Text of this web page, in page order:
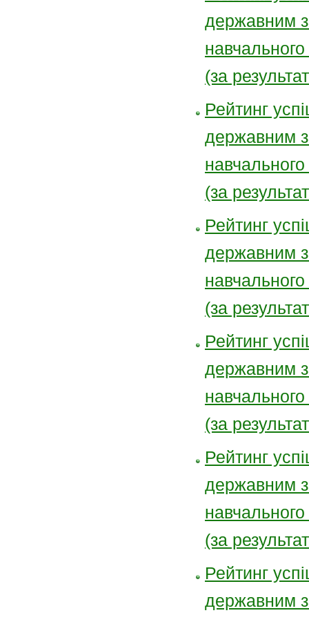
державним
(за
Рейтинг
державним
(за
Рейтинг
державним
(за
Рейтинг
державним
(за
Рейтинг
державним
(за
Рейтинг
державним